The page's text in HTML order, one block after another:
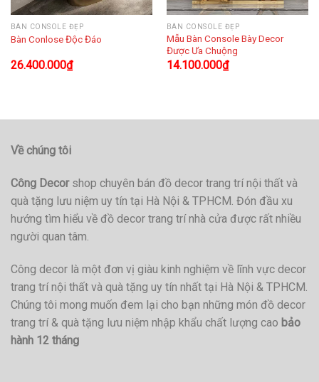
BÀN CONSOLE ĐẸP
Bàn Conlose Độc Đáo
26.400.000₫
BÀN CONSOLE ĐẸP
Mẫu Bàn Console Bày Decor
Được Ưa Chuộng
14.100.000₫
Về chúng tôi
Công Decorshop chuyên bán đồ decor trang trí nội thất và
quà tặng lưu niệm uy tín tại Hà Nội & TPHCM. Đón đầu xu
hướng tìm hiểu về đồ decor trang trí nhà cửa được rất nhiều
người quan tâm.
Công decor là một đơn vị giàu kinh nghiệm về lĩnh vực decor
trang trí nội thất và quà tặng uy tín nhất tại Hà Nội & TPHCM.
Chúng tôi mong muốn đem lại cho bạn những món đồ decor
trang trí & quà tặng lưu niệm nhập khẩu chất lượng cao bảo
hành 12 tháng